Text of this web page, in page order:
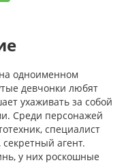
одноименном
девчонки любят
ухаживать за собой
Среди персонажей
специалист
агент.
у них роскошные